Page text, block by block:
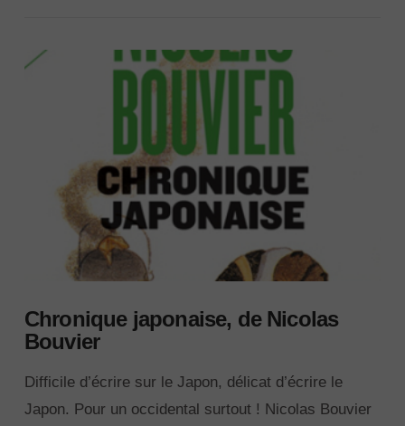
Chronique japonaise, de Nicolas
Bouvier
Difficile d’écrire sur le Japon, délicat d’écrire le
Japon. Pour un occidental surtout ! Nicolas Bouvier